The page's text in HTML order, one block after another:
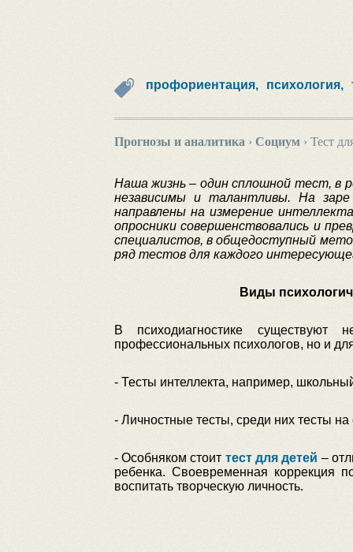
профориентация, психология,
Прогнозы и аналитика › Социум› Тест
Наша жизнь – один сплошной тест, в
независимы и талантливы. На
направлены на измерение
опросники совершенствовались и
специалистов, в общедоступный
ряд тестов для каждого
Виды
В психодиагностике
профессиональных психологов, но и
- Тесты интеллекта, например,
- Личностные тесты, среди них тесты
- Особняком стоит тест для детей –
ребенка. Своевременная коррекция
воспитать творческую личность.